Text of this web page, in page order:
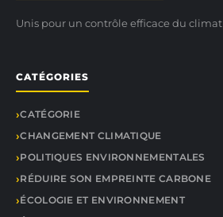
Unis pour un contrôle efficace du climat
CATÉGORIES
CATÉGORIE
CHANGEMENT CLIMATIQUE
POLITIQUES ENVIRONNEMENTALES
RÉDUIRE SON EMPREINTE CARBONE
ÉCOLOGIE ET ENVIRONNEMENT